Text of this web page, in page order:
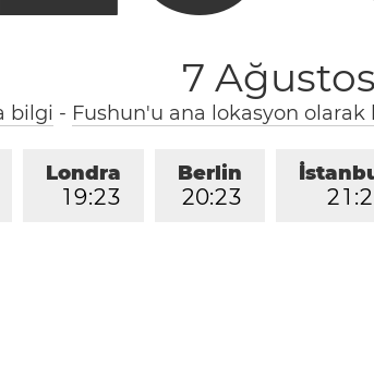
7
bilgi - Fushun'u ana lokasyon olarak
21 :2
Berlin
20:23
Londra
1 9:23